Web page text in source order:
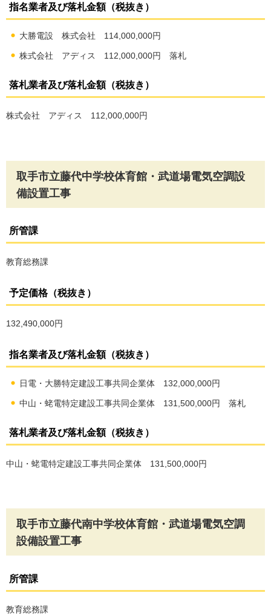
指名業者及び落札金額（税抜き）
大勝電設 株式会社 114,000,000円
株式会社 アディス 112,000,000円 落札
落札業者及び落札金額（税抜き）
株式会社 アディス 112,000,000円
取手市立藤代中学校体育館・武道場電気空調設
備設置工事
所管課
教育総務課
予定価格（税抜き）
132,490,000円
指名業者及び落札金額（税抜き）
日電・大勝特定建設工事共同企業体 132,000,000円
中山・蛯電特定建設工事共同企業体 131,500,000円 落札
落札業者及び落札金額（税抜き）
中山・蛯電特定建設工事共同企業体 131,500,000円
取手市立藤代南中学校体育館・武道場電気空調
設備設置工事
所管課
教育総務課